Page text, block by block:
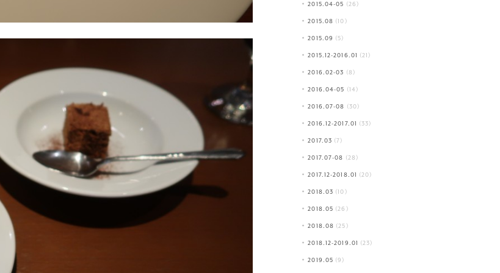
2015.04-05 (26)
2015.08 (10)
2015.09 (5)
2015.12-2016.01 (21)
2016.02-03 (8)
2016.04-05 (14)
2016.07-08 (30)
2016.12-2017.01 (33)
2017.03 (7)
2017.07-08 (28)
2017.12-2018.01 (20)
2018.03 (10)
2018.05 (26)
2018.08 (25)
2018.12-2019.01 (23)
2019.05 (9)